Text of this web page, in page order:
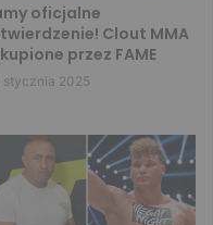
oficjalne
Clout MMA
przez FAME
stycznia 2025